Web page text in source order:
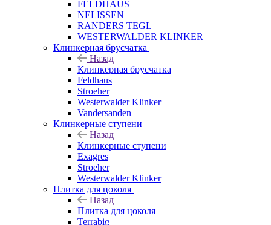
FELDHAUS
NELISSEN
RANDERS TEGL
WESTERWALDER KLINKER
Клинкерная брусчатка
Назад
Клинкерная брусчатка
Feldhaus
Stroeher
Westerwalder Klinker
Vandersanden
Клинкерные ступени
Назад
Клинкерные ступени
Exagres
Stroeher
Westerwalder Klinker
Плитка для цоколя
Назад
Плитка для цоколя
Terrabig